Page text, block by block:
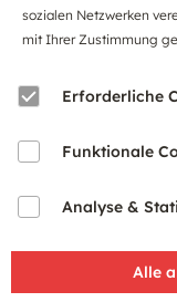
sozialen Netzwerken
mit Ihrer Zustimmung
Erforderliche
Funktionale
Analyse &